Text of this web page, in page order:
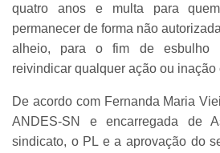
quatro anos e multa para
permanecer de forma não
alheio, para o fim de esbulho
reivindicar qualquer ação ou inação
De acordo com Fernanda Maria
ANDES-SN e encarregada de
sindicato, o PL e a aprovação do